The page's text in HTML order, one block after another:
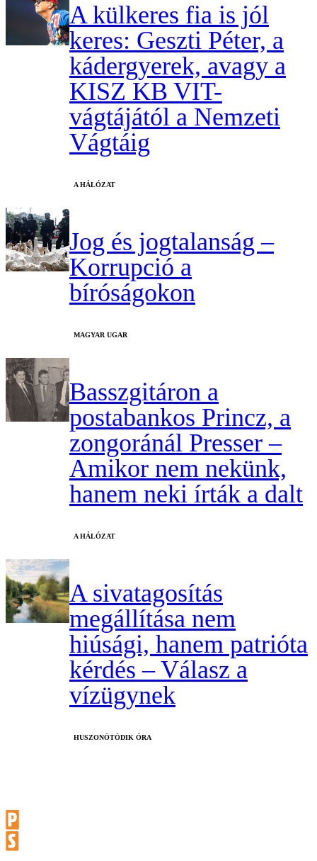
A külkeres fia is jól
keres: Geszti Péter, a
kádergyerek, avagy a
KISZ KB VIT-
vágtájától a Nemzeti
Vágtáig
A HÁLÓZAT
Jog és jogtalanság –
Korrupció a
bíróságokon
MAGYAR UGAR
Basszgitáron a
postabankos Princz, a
zongoránál Presser –
Amikor nem nekünk,
hanem neki írták a dalt
A HÁLÓZAT
A sivatagosítás
megállítása nem
hiúsági, hanem patrióta
kérdés – Válasz a
vízügynek
HUSZONÖTÖDIK ÓRA